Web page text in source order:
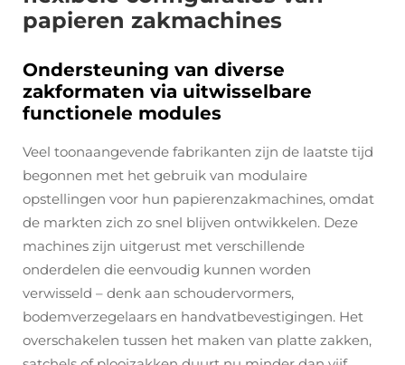
papieren zakmachines
Ondersteuning van diverse
zakformaten via uitwisselbare
functionele modules
Veel toonaangevende fabrikanten zijn de laatste tijd
begonnen met het gebruik van modulaire
opstellingen voor hun papierenzakmachines, omdat
de markten zich zo snel blijven ontwikkelen. Deze
machines zijn uitgerust met verschillende
onderdelen die eenvoudig kunnen worden
verwisseld – denk aan schoudervormers,
bodemverzegelaars en handvatbevestigingen. Het
overschakelen tussen het maken van platte zakken,